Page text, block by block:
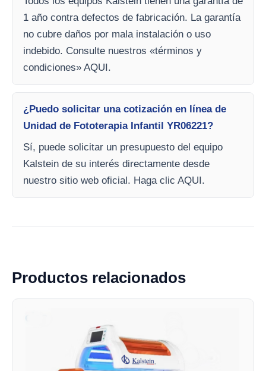
1 año contra defectos de fabricación. La garantía
no cubre daños por mala instalación o uso
indebido. Consulte nuestros «términos y
condiciones» AQUI.
¿Puedo solicitar una cotización en línea de
Unidad de Fototerapia Infantil YR06221?
Sí, puede solicitar un presupuesto del equipo
Kalstein de su interés directamente desde
nuestro sitio web oficial. Haga clic AQUI.
Productos relacionados